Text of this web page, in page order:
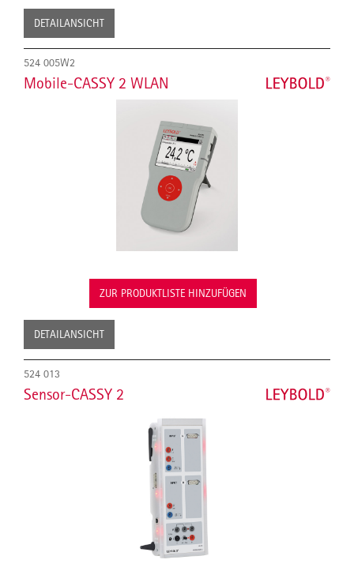
DETAILANSICHT
524 005W2
Mobile-CASSY 2 WLAN
ZUR PRODUKTLISTE HINZUFÜGEN
DETAILANSICHT
524 013
Sensor-CASSY 2